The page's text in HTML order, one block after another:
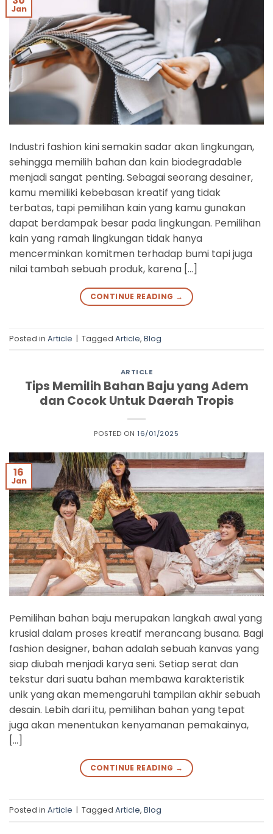
Jan
Industri fashion kini semakin sadar akan lingkungan,
sehingga memilih bahan dan kain biodegradable
menjadi sangat penting. Sebagai seorang desainer,
kamu memiliki kebebasan kreatif yang tidak
terbatas, tapi pemilihan kain yang kamu gunakan
dapat berdampak besar pada lingkungan. Pemilihan
kain yang ramah lingkungan tidak hanya
mencerminkan komitmen terhadap bumi tapi juga
nilai tambah sebuah produk, karena […]
CONTINUE READING →
Posted in Article | Tagged Article, Blog
ARTICLE
Tips Memilih Bahan Baju yang Adem
dan Cocok Untuk Daerah Tropis
POSTED ON 16/01/2025
16
Jan
Pemilihan bahan baju merupakan langkah awal yang
krusial dalam proses kreatif merancang busana. Bagi
fashion designer, bahan adalah sebuah kanvas yang
siap diubah menjadi karya seni. Setiap serat dan
tekstur dari suatu bahan membawa karakteristik
unik yang akan memengaruhi tampilan akhir sebuah
desain. Lebih dari itu, pemilihan bahan yang tepat
juga akan menentukan kenyamanan pemakainya,
[…]
CONTINUE READING →
Posted in Article | Tagged Article, Blog